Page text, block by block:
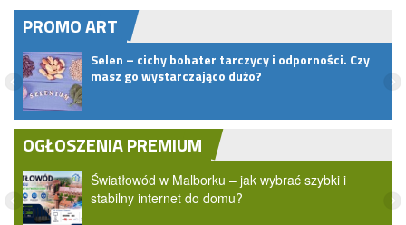
PROMO ART
Selen – cichy bohater tarczycy i odporności. Czy
masz go wystarczająco dużo?
OGŁOSZENIA PREMIUM
Światłowód w Malborku – jak wybrać szybki i
stabilny internet do domu?